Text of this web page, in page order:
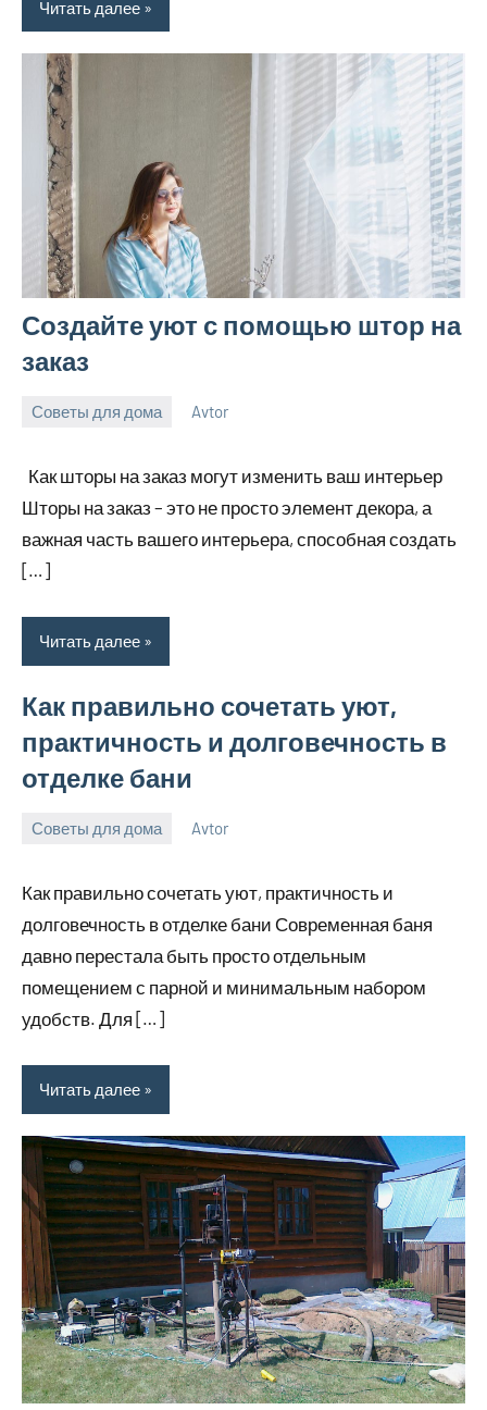
Читать далее
Создайте уют с помощью штор на
заказ
Советы для дома
2026
Avtor
Как шторы на заказ могут изменить ваш интерьер
Шторы на заказ – это не просто элемент декора, а
важная часть вашего интерьера, способная создать
[…]
Читать далее
Как правильно сочетать уют,
практичность и долговечность в
отделке бани
Советы для дома
2026
Avtor
Как правильно сочетать уют, практичность и
долговечность в отделке бани Современная баня
давно перестала быть просто отдельным
помещением с парной и минимальным набором
удобств. Для […]
Читать далее